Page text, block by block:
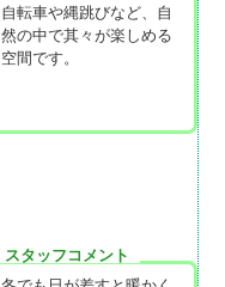
自転車や縄跳びなど、自
然の中で其々が楽しめる
空間です。
スタッフコメント